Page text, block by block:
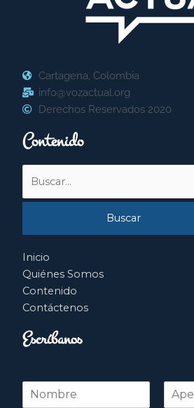
Cartagena, Colombia
info@vozactual.org
Derechos Reservados 2020
Contenido
por:
Inicio
Quiénes Somos
Contenido
Contáctenos
Escríbanos
N